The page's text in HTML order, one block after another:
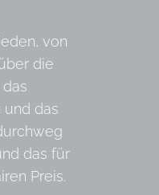
von
die
das
das für
Preis.